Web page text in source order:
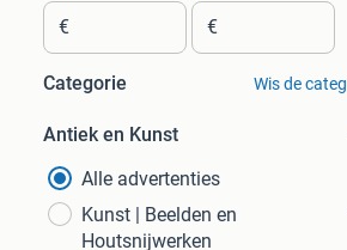
€ €
Categorie Wis de
Antiek en Kunst
Alle advertenties
Kunst | Beelden en
Houtsnijwerken